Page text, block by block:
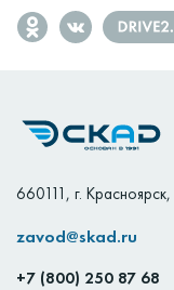
660111 , г. Красноярск,
zavod@skad.ru
+7 (800) 250 87 68